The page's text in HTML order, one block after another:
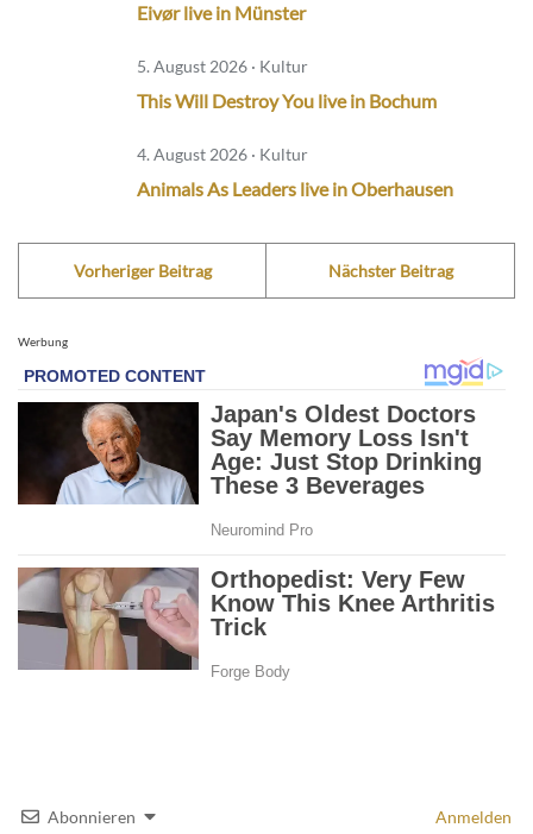
Eivør live in Münster
5. August 2026 · Kultur
This Will Destroy You live in Bochum
4. August 2026 · Kultur
Animals As Leaders live in Oberhausen
Vorheriger Beitrag Nächster Beitrag
Werbung
Abonnieren Anmelden